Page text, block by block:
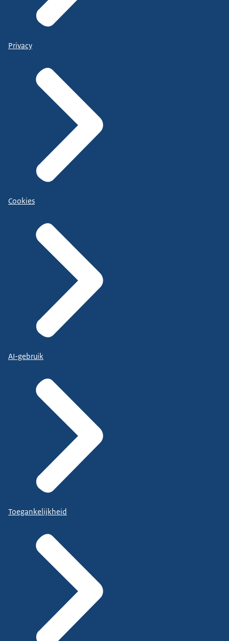
Privacy
Cookies
AI-gebruik
Toegankelijkheid